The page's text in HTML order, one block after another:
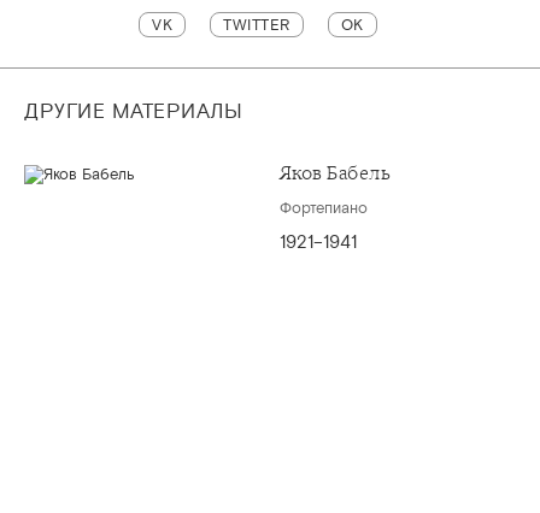
VK TWITTER OK
ДРУГИЕ МАТЕРИАЛЫ
Яков Бабель
Фортепиано
1921–1941